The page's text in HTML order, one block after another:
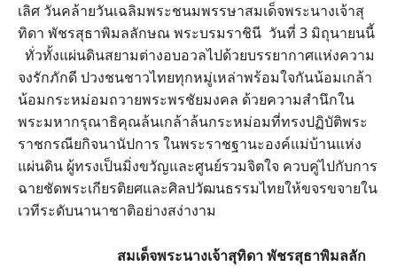
เลิศ วันคล้ายวันเฉลิมพระชนมพรรษาสมเด็จพระนางเจ้าสุ
ทิดา พัชรสุธาพิมลลักษณ พระบรมราชินี วันที่ 3 มิถุนายนนี้
ทั่วทั้งแผ่นดินสยามต่างอบอวลไปด้วยบรรยากาศแห่งความ
จงรักภักดี ปวงชนชาวไทยทุกหมู่เหล่าพร้อมใจกันน้อมเกล้า
น้อมกระหม่อมถวายพระพรชัยมงคล ด้วยความสำนึกใน
พระมหากรุณาธิคุณล้นเกล้าล้นกระหม่อมที่ทรงปฏิบัติพระ
ราชกรณียกิจนานัปการ ในพระราชฐานะองค์แม่บ้านแห่ง
แผ่นดิน ผู้ทรงเป็นมิ่งขวัญและศูนย์รวมจิตใจ ควบคู่ไปกับการ
ฉายชัดพระเกียรติยศและศิลปวัฒนธรรมไทยให้ขจรขจายใน
เวทีระดับนานาชาติอย่างสง่างาม
สมเด็จพระนางเจ้าสุทิดา พัชรสุธาพิมลลัก